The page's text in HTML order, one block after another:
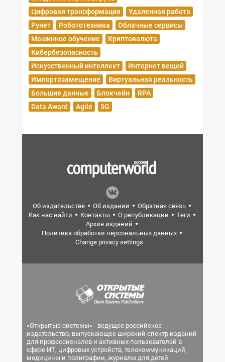
Цифровая трансформация
Удаленная работа
Рунет
Робототехника
Облачные сервисы
Машинное обучение
Криптовалюта
Кибербезопасность
Искусственный интеллект
Интернет вещей
Импортозамещение
Виртуальная реальность
Большие данные
Блокчейн
RPA
Data Award
Agile 5G
Об издательстве Об издании
Обратная связь
Как нас найти
Контакты О републикации
Теги
Архив изданий
Политика обработки персональных данных
Change privacy settings
«Открытые системы» - ведущее российское
издательство, выпускающее широкий спектр изданий
для профессионалов и активных пользователей в
сфере ИТ, цифровых устройств, телекоммуникаций,
медицины и полиграфии, журналы для детей.